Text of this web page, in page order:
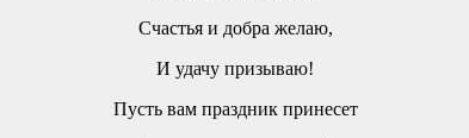
Счастья и добра желаю,
И удачу призываю!
Пусть вам праздник принесет